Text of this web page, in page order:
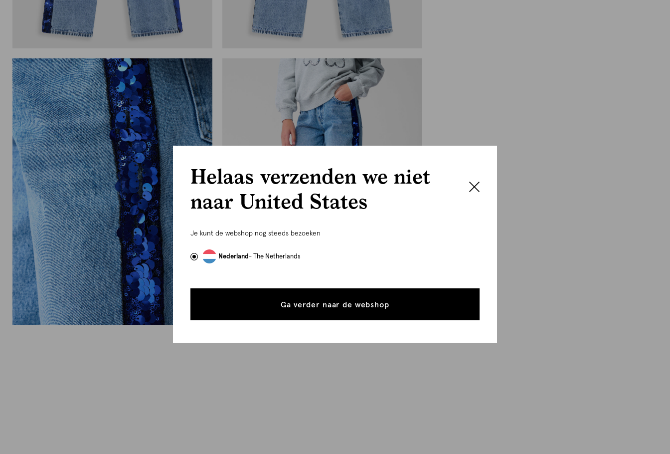
Helaas verzenden we niet
naar United States
Je kunt de webshop nog steeds bezoeken
Nederland- The Netherlands
Ga verder naar de webshop